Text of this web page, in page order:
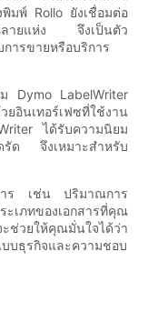
มพ์ Rollo ยังเชื่อมต่อ
หลายแห่ง จึงเป็นตัว
การขายหรือบริการ
ม Dymo LabelWriter
อินเทอร์เฟซที่ใช้งาน
ได้รับความนิยม
ดรัด จึงเหมาะสำหรับ
การ เช่น ปริมาณการ
ภทของเอกสารที่คุณ
ช่วยให้คุณมั่นใจได้ว่า
บธุรกิจและความชอบ